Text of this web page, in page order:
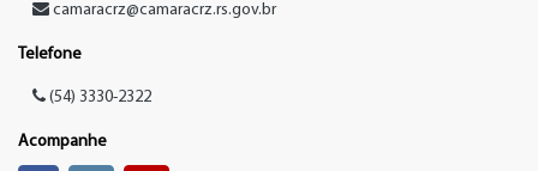
camaracrz@camaracrz.rs.gov.br
Telefone
(54) 3330-2322
Acompanhe